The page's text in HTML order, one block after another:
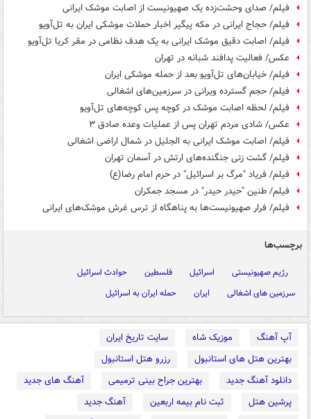
فیلم/ صدای وحشت‌زده یک صهیونیست از اصابت موشک ایرانی
فیلم/ حجاج ایرانی در مکه پیگیر اخبار حملات موشکی ایران به تل‌آویو
فیلم/ اصابت دقیق موشک ایرانی به یک هدف نظامی در مقر کریا تل‌آویو
عکس/ فعالیت پدافند شبانه در تهران
فیلم/ خیابان‌های تل‌آویو بعد از حمله موشکی ایران
فیلم/ حجم گسترده ویرانی در سرزمین‌های اشغالی
فیلم/ لحظه اصابت موشک در کوچه پس کوچه‌های تل‌آویو
عکس/ شادی مردم تهران پس از عملیات وعده صادق ۳
فیلم/ اصابت موشک ایرانی به الجلیل در شمال اراضی اشغالی
فیلم/ گشت زنی جنگنده‌های ارتش در آسمان تهران
فیلم/ فریاد "مرگ ‌بر اسرائیل" در حرم امام رضا(ع)
فیلم/ طنین‌ "حیدر حیدر" در مسجد جمکران
فیلم/ فرار صهیونیست‌ها به پناهگاه از ترس غرش موشک‌های ایرانی
برچسب‌ها
رژیم صهیونیستی اسرائیل فلسطین
حوادث اسرائیل
سرزمین های اشغالی
ایران حمله ایران به اسرائیل
آپ آهنگ موزیک شاه
سایت تاریخ ایران
بهترین هتل های استانبول
رزرو هتل استانبول
دانلود آهنگ جدید
بهترین جراح بینی ترمیمی
آهنگ های جدید
پرشین هتل
ثبت نام بیمه اربعین
آهنگ جدید